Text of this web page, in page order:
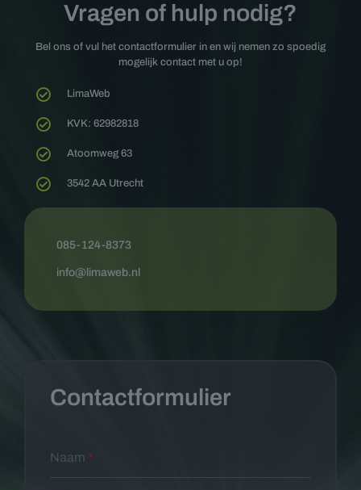
Vragen of hulp nodig?
Bel ons of vul het contactformulier in en wij nemen zo spoedig
mogelijk contact met u op!
LimaWeb
KVK: 62982818
Atoomweg 63
3542 AA Utrecht
085-124-8373
info@limaweb.nl
Contactformulier
Naam *